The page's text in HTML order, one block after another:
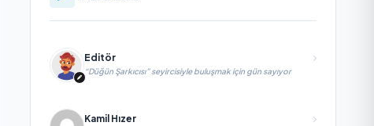
Editör
“Düğün Şarkıcısı” seyircisiyle buluşmak için gün sayıyor
Kamil Hızer